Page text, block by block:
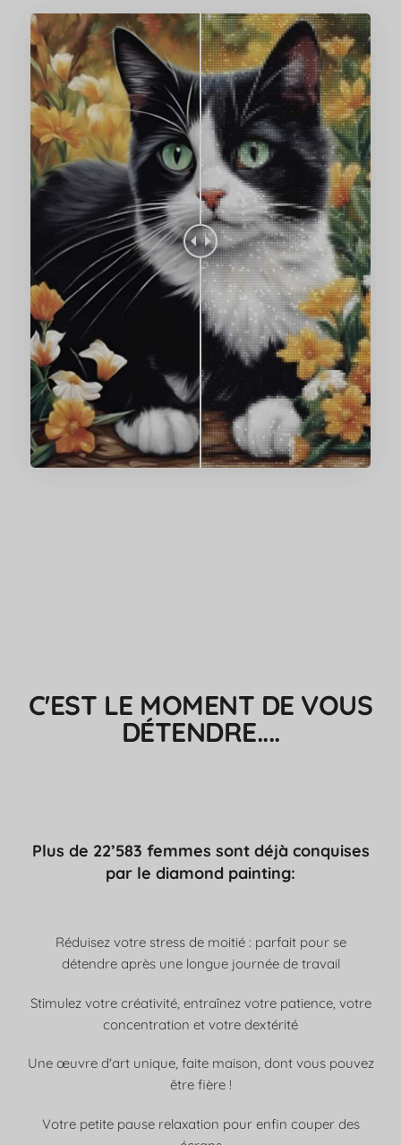
C'EST LE MOMENT DE VOUS
DÉTENDRE....
Plus de 22’583 femmes sont déjà conquises
par le diamond painting:
Réduisez votre stress de moitié : parfait pour se
détendre après une longue journée de travail
Stimulez votre créativité, entraînez votre patience, votre
concentration et votre dextérité
Une œuvre d'art unique, faite maison, dont vous pouvez
être fière !
Votre petite pause relaxation pour enfin couper des